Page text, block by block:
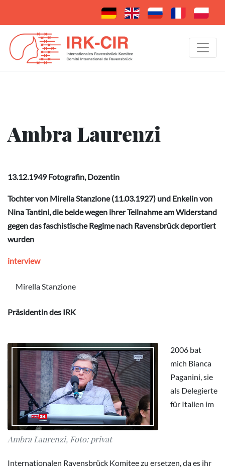
Ambra Laurenzi
13.12.1949 Fotografin, Dozentin
Tochter von Mirella Stanzione(11.03.1927) und Enkelin von
Nina Tantini, die beide wegen ihrer Teilnahme am Widerstand
gegen das faschistische Regime nach Ravensbrück deportiert
wurden
interview
Mirella Stanzione
Präsidentin des IRK
Ambra Laurenzi, Foto: privat
2006 bat
mich Bianca
Paganini, sie
als Delegierte
für Italien im
Internationalen Ravensbrück Komitee zu ersetzen, da es ihr